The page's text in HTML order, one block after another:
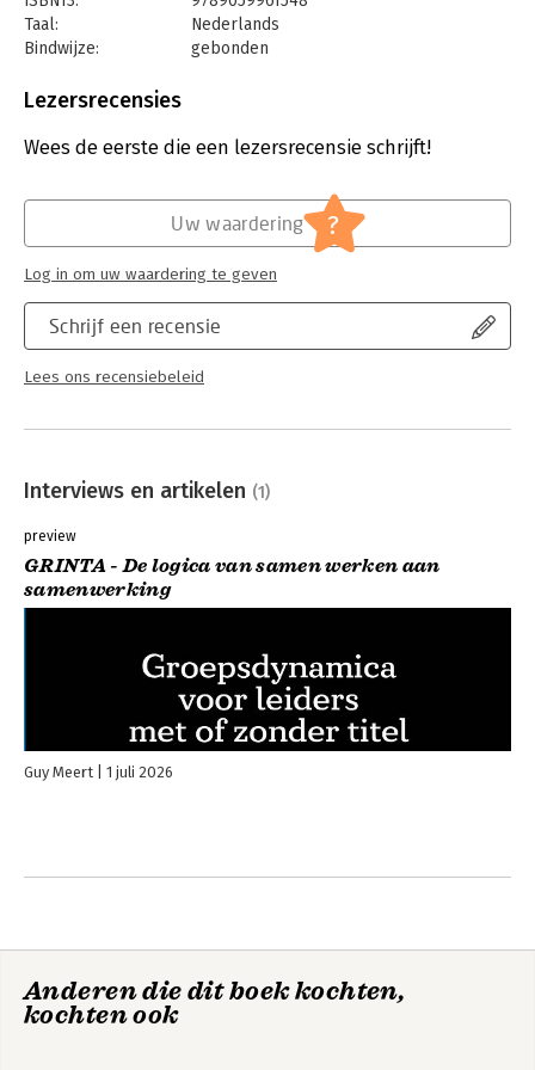
'Een aanrader als je op zoek bent naar de logica achter de
magie van echt teamwork.'
Champion, co-Founder NAKFD
Taal:
Nederlands
Bindwijze:
gebonden
Uitgever:
Verschijningsdatum:
1-6-2026
Algemeen management
Lezersrecensies
Wees de eerste die een lezersrecensie schrijft!
Schrijf een recensie
Lees ons recensiebeleid
Uw waardering ?
Log in om uw waardering te geven
Interviews en artikelen (1)
preview
GRINTA - De logica van samen werken aan
samenwerking
Guy Meert 1 juli 2026
Anderen die dit boek kochten,
kochten ook